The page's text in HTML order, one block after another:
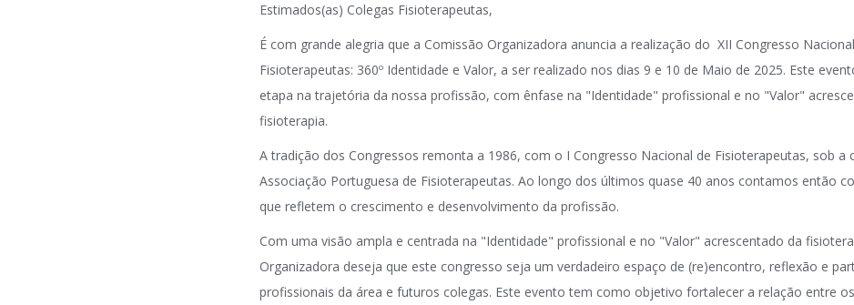
Estimados(as) Colegas Fisioterapeutas,
É com grande alegria que a Comissão Organizadora anuncia a realização do XII Congresso
Fisioterapeutas: 360º Identidade e Valor, a ser realizado nos dias 9 e 10 de Maio de 2025. Este
etapa na trajetória da nossa profissão, com ênfase na "Identidade" profissional e no "Valor"
fisioterapia.
A tradição dos Congressos remonta a 1986, com o I Congresso Nacional de Fisioterapeutas, sob a
Associação Portuguesa de Fisioterapeutas. Ao longo dos últimos quase 40 anos contamos então
que refletem o crescimento e desenvolvimento da profissão.
Com uma visão ampla e centrada na "Identidade" profissional e no "Valor" acrescentado da
Organizadora deseja que este congresso seja um verdadeiro espaço de (re)encontro, reflexão e
profissionais da área e futuros colegas. Este evento tem como objetivo fortalecer a relação entre